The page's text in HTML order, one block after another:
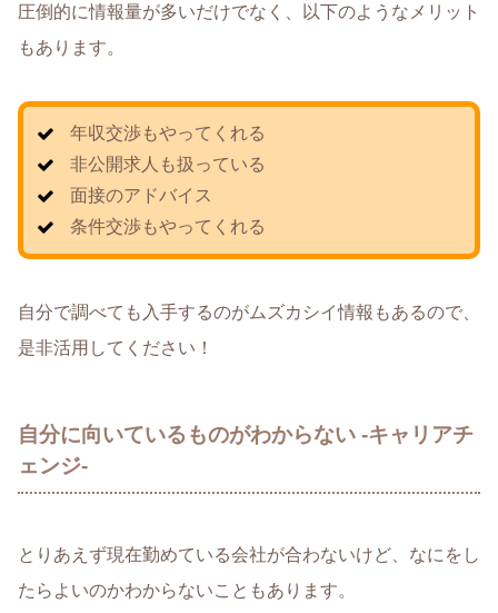
圧倒的に情報量が多いだけでなく、以下のようなメリット
もあります。
年収交渉もやってくれる
非公開求人も扱っている
面接のアドバイス
条件交渉もやってくれる
自分で調べても入手するのがムズカシイ情報もあるので、
是非活用してください！
自分に向いているものがわからない -キャリアチ
ェンジ-
とりあえず現在勤めている会社が合わないけど、なにをし
たらよいのかわからないこともあります。